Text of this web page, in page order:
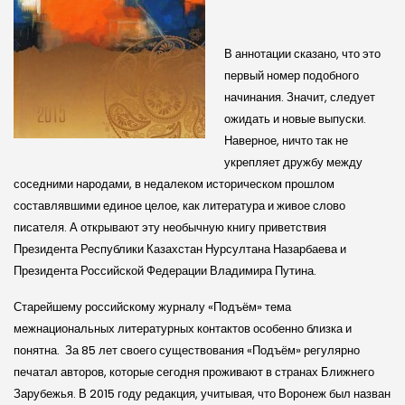
В аннотации сказано, что это
первый номер подобного
начинания. Значит, следует
ожидать и новые выпуски.
Наверное, ничто так не
укрепляет дружбу между
соседними народами, в недалеком историческом прошлом
составлявшими единое целое, как литература и живое слово
писателя. А открывают эту необычную книгу приветствия
Президента Республики Казахстан Нурсултана Назарбаева и
Президента Российской Федерации Владимира Путина.
Старейшему российскому журналу «Подъём» тема
межнациональных литературных контактов особенно близка и
понятна. За 85 лет своего существования «Подъём» регулярно
печатал авторов, которые сегодня проживают в странах Ближнего
Зарубежья. В 2015 году редакция, учитывая, что Воронеж был назван